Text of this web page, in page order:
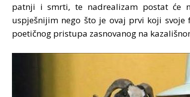
patnji i smrti, te nadrealizam postat će
uspješnijim nego što je ovaj prvi koji
poetičnog pristupa zasnovanog na